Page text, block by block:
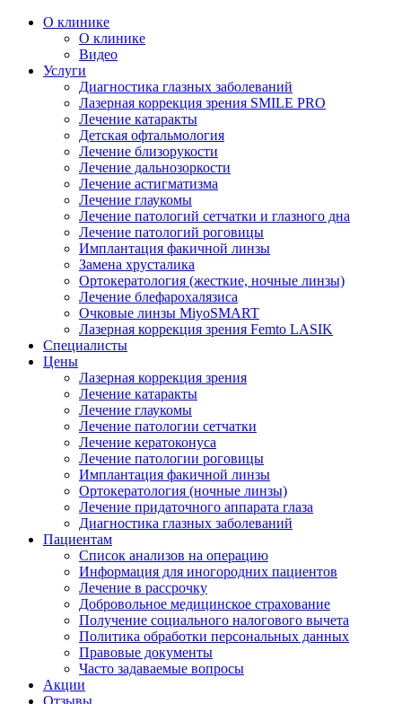
О клинике
О клинике
Видео
Услуги
Диагностика глазных заболеваний
Лазерная коррекция зрения SMILE PRO
Лечение катаракты
Детская офтальмология
Лечение близорукости
Лечение дальнозоркости
Лечение астигматизма
Лечение глаукомы
Лечение патологий сетчатки и глазного дна
Лечение патологий роговицы
Имплантация факичной линзы
Замена хрусталика
Ортокератология (жесткие, ночные линзы)
Лечение блефарохалязиса
Очковые линзы MiyoSMART
Лазерная коррекция зрения Femto LASIK
Специалисты
Цены
Лазерная коррекция зрения
Лечение катаракты
Лечение глаукомы
Лечение патологии сетчатки
Лечение кератоконуса
Лечение патологии роговицы
Имплантация факичной линзы
Ортокератология (ночные линзы)
Лечение придаточного аппарата глаза
Диагностика глазных заболеваний
Пациентам
Список анализов на операцию
Информация для иногородних пациентов
Лечение в рассрочку
Добровольное медицинское страхование
Получение социального налогового вычета
Политика обработки персональных данных
Правовые документы
Часто задаваемые вопросы
Акции
Отзывы